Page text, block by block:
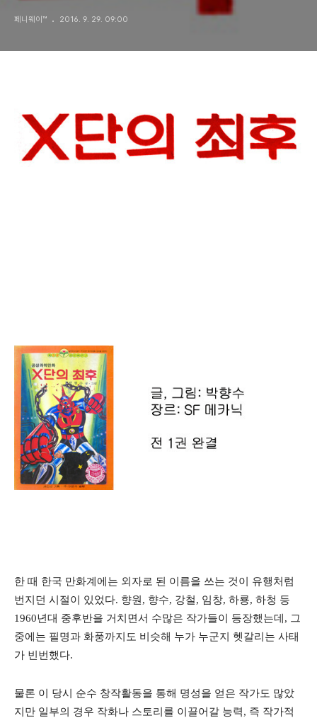
페니웨이™ 2016. 9. 29. 09:00
한 때 한국 만화계에는 외자로 된 이름을 쓰는 것이 유행처럼
번지던 시절이 있었다. 향원, 향수, 강철, 임창, 하룡, 하청 등
1960년대 중후반을 거치면서 수많은 작가들이 등장했는데, 그
중에는 필명과 화풍까지도 비슷해 누가 누군지 헷갈리는 사태
가 빈번했다.
물론 이 당시 순수 창작활동을 통해 명성을 얻은 작가도 많았
지만 일부의 경우 작화나 스토리를 이끌어갈 능력, 즉 작가적